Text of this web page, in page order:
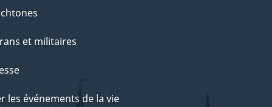
et militaires
les événements de la vie